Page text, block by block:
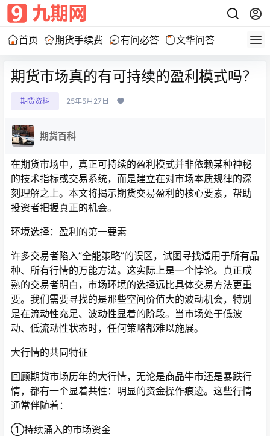
首页 期货手续费 有问必答 文华问答
期货市场真的有可持续的盈利模式吗？
期货资料 25年5月27日
期货百科
在期货市场中，真正可持续的盈利模式并非依赖某种神秘
的技术指标或交易系统，而是建立在对市场本质规律的深
刻理解之上。本文将揭示期货交易盈利的核心要素，帮助
投资者把握真正的机会。
环境选择：盈利的第一要素
许多交易者陷入”全能策略”的误区，试图寻找适用于所有品
种、所有行情的万能方法。这实际上是一个悖论。真正成
熟的交易者明白，市场环境的选择远比具体交易方法更重
要。我们需要寻找的是那些空间价值大的波动机会，特别
是在流动性充足、波动性显着的阶段。当市场处于低波
动、低流动性状态时，任何策略都难以施展。
大行情的共同特征
回顾期货市场历年的大行情，无论是商品牛市还是暴跌行
情，都有一个显着共性：明显的资金操作痕迹。这些行情
通常伴随着：
①持续涌入的市场资金